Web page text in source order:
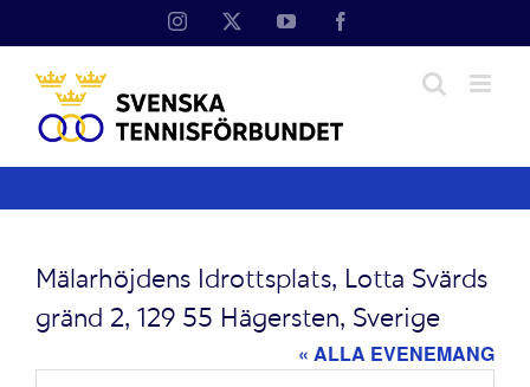
Instagram YouTube
Mälarhöjdens Idrottsplats, Lotta Svärds
gränd 2, 129 55 Hägersten, Sverige
« ALLA EVENEMANG